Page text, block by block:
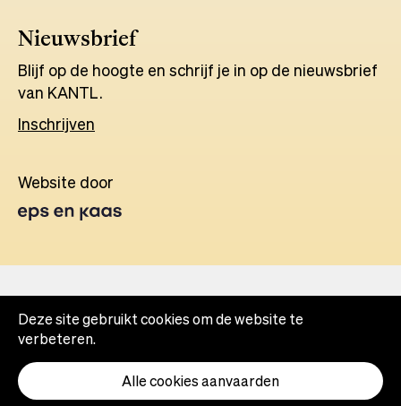
Nieuwsbrief
Blijf op de hoogte en schrijf je in op de nieuwsbrief
van KANTL.
Inschrijven
Website door
in
tab
Deze site gebruikt cookies om de website te
verbeteren.
Alle cookies aanvaarden